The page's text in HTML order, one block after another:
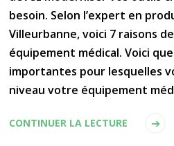
besoin. Selon l’expert en
Villeurbanne, voici 7 raisons
équipement médical. Voici
importantes pour lesquelles
niveau votre équipement
CONTINUER LA LECTURE